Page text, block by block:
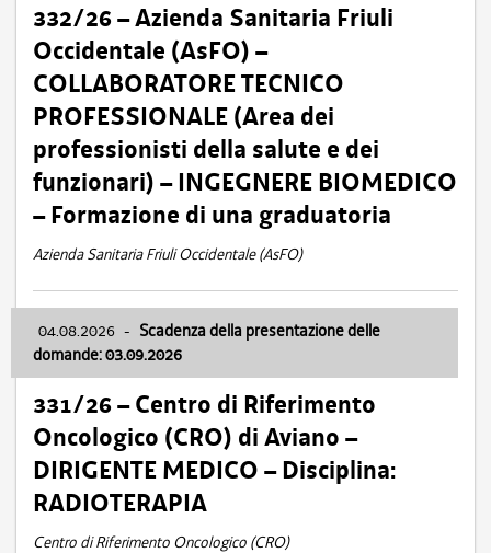
332/26 – Azienda Sanitaria Friuli
Occidentale (AsFO) –
COLLABORATORE TECNICO
PROFESSIONALE (Area dei
professionisti della salute e dei
funzionari) – INGEGNERE BIOMEDICO
– Formazione di una graduatoria
Azienda Sanitaria Friuli Occidentale (AsFO)
04.08.2026 - Scadenza della presentazione delle
domande: 03.09.2026
331/26 – Centro di Riferimento
Oncologico (CRO) di Aviano –
DIRIGENTE MEDICO – Disciplina:
RADIOTERAPIA
Centro di Riferimento Oncologico (CRO)